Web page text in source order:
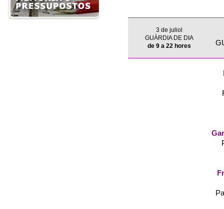
3 de juliol
GUÀRDIA DE DIA
de 9 a 22 hores